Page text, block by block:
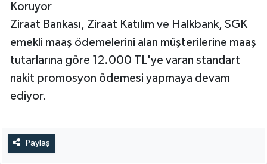
Koruyor
Ziraat Bankası, Ziraat Katılım ve Halkbank, SGK
emekli maaş ödemelerini alan müşterilerine maaş
tutarlarına göre 12.000 TL'ye varan standart
nakit promosyon ödemesi yapmaya devam
ediyor.
Paylaş